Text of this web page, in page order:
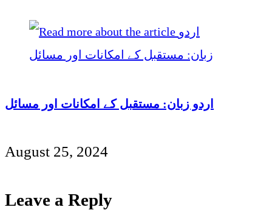
اردو زبان: مستقبل کے امکانات اور مسائل
August 25, 2024
Leave a Reply